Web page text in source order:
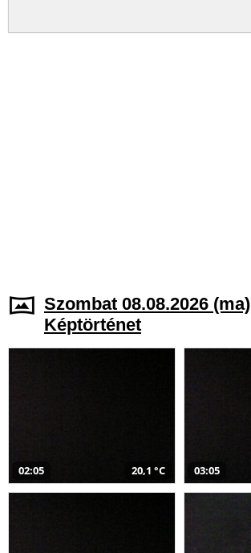
Szombat 08.08.2026 (ma)
Képtörténet
02:05 20,1 °C 03:05